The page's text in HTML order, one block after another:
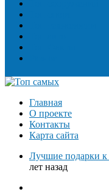
Главная
О проекте
Контакты
Карта сайта
Лучшие подарки
лет назад